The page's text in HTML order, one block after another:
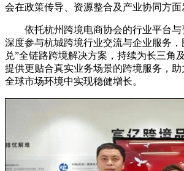
会在政策传导、资源整合及产业协同方面
依托杭州跨境电商协会的行业平台与
深度参与杭城跨境行业交流与企业服务，
兑”全链路跨境解决方案，持续为长三角
提供更贴合真实业务场景的跨境服务，
全球市场环境中实现稳健增长。